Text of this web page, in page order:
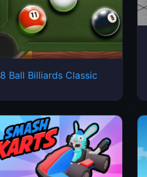
8 Ball Billiards Classic